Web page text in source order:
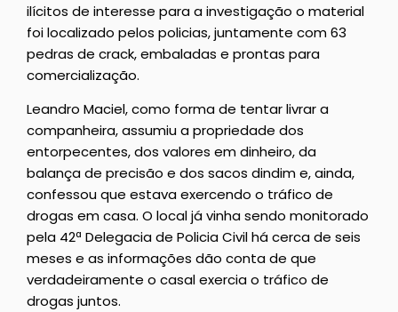
ilícitos de interesse para a investigação o material
foi localizado pelos policias, juntamente com 63
pedras de crack, embaladas e prontas para
comercialização.
Leandro Maciel, como forma de tentar livrar a
companheira, assumiu a propriedade dos
entorpecentes, dos valores em dinheiro, da
balança de precisão e dos sacos dindim e, ainda,
confessou que estava exercendo o tráfico de
drogas em casa. O local já vinha sendo monitorado
pela 42ª Delegacia de Policia Civil há cerca de seis
meses e as informações dão conta de que
verdadeiramente o casal exercia o tráfico de
drogas juntos.